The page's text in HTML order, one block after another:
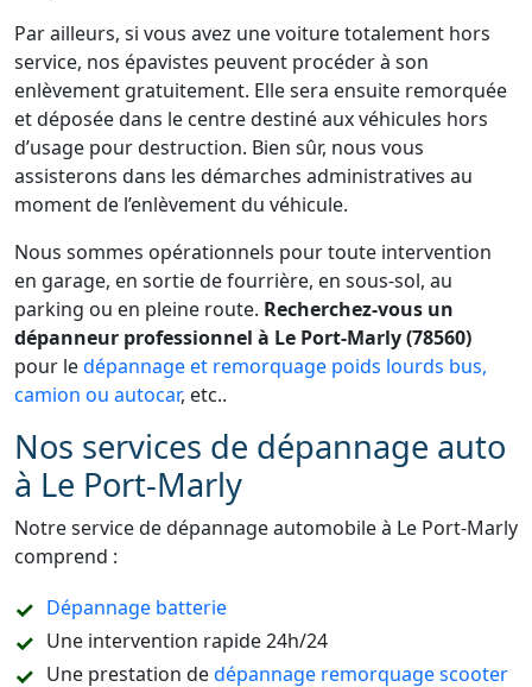
Par ailleurs, si vous avez une voiture totalement hors
service, nos épavistes peuvent procéder à son
enlèvement gratuitement. Elle sera ensuite remorquée
et déposée dans le centre destiné aux véhicules hors
d’usage pour destruction. Bien sûr, nous vous
assisterons dans les démarches administratives au
moment de l’enlèvement du véhicule.
Nous sommes opérationnels pour toute intervention
en garage, en sortie de fourrière, en sous-sol, au
parking ou en pleine route. Recherchez-vous un
dépanneur professionnel à Le Port-Marly (78560)
pour ledépannage et remorquage poids lourds bus,
camion ou autocar, etc..
Nos services de dépannage auto
à Le Port-Marly
Notre service de dépannage automobile à Le Port-Marly
comprend :
Dépannage batterie
Une intervention rapide 24h/24
Une prestation dedépannage remorquage scooter